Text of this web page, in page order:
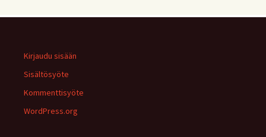
Kirjaudu sisään
Sisältösyöte
Kommenttisyöte
WordPress.org